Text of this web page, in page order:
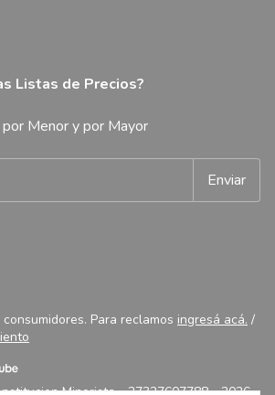
Listas de Precios?
Menor y por Mayor
Para reclamos ingresá acá. /